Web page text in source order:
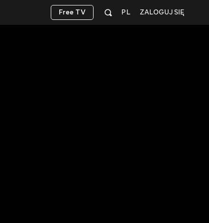
ZALOGUJ SIĘ
PL
Free TV